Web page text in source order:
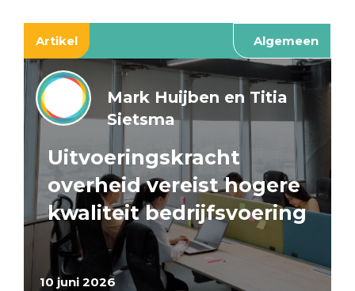
Artikel Algemeen
10 juni 2026
Mark Huijben en Titia
Sietsma
Uitvoeringskracht
overheid vereist hogere
kwaliteit bedrijfsvoering